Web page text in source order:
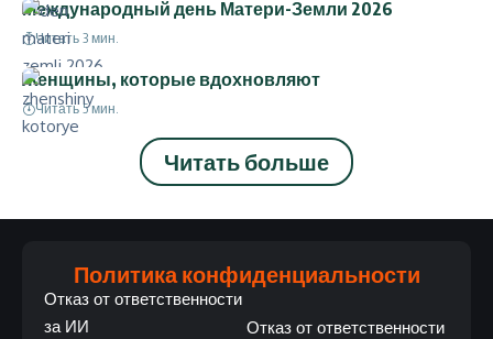
Международный день Матери-Земли 2026
Читать 3 мин.
Женщины, которые вдохновляют
Читать 5 мин.
Читать больше
Политика конфиденциальности
Отказ от ответственности
за ИИ
Отказ от ответственности